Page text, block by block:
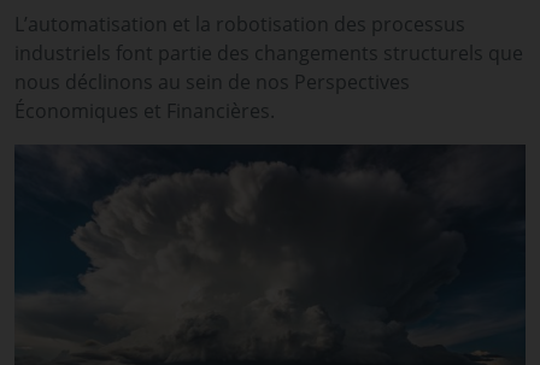
L’automatisation et la robotisation des processus
industriels font partie des changements structurels que
nous déclinons au sein de nos Perspectives
Économiques et Financières.